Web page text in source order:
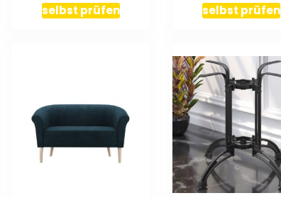
selbst prüfen selbst prüfen